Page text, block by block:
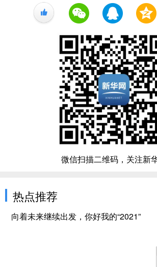
+1
微信扫描二维码，关注新
热点推荐
向着未来继续出发，你好我的“2021”